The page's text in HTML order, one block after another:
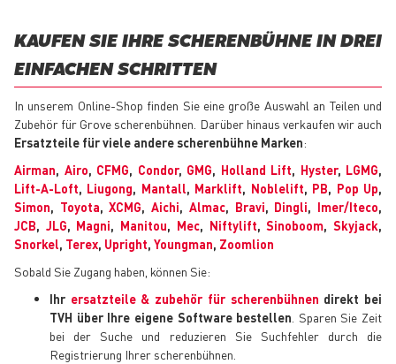
KAUFEN SIE IHRE SCHERENBÜHNE IN DREI
EINFACHEN SCHRITTEN
In unserem Online-Shop finden Sie eine große Auswahl an Teilen und
Zubehör für Grove scherenbühnen. Darüber hinaus verkaufen wir auch
Ersatzteile für viele andere scherenbühne Marken:
Airman, Airo, CFMG, Condor, GMG, Holland Lift, Hyster, LGMG,
Lift-A-Loft, Liugong, Mantall, Marklift, Noblelift, PB, Pop Up,
Simon, Toyota,XCMG,Aichi, Almac, Bravi, Dingli, Imer/Iteco,
JCB, JLG, Magni, Manitou, Mec, Niftylift,Sinoboom,Skyjack,
Snorkel, Terex, Upright, Youngman, Zoomlion
Sobald Sie Zugang haben, können Sie:
Ihr ersatzteile & zubehör für scherenbühnen direkt bei
TVH über Ihre eigene Software bestellen . Sparen Sie Zeit
bei der Suche und reduzieren Sie Suchfehler durch die
Registrierung Ihrer scherenbühnen.